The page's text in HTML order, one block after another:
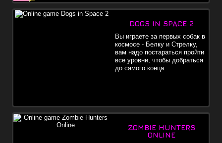
DOGS IN SPACE 2
Вы играете за первых собак в
космосе - Белку и Стрелку,
вам надо постараться пройти
все уровни, чтобы добраться
до самого конца.
ZOMBIE HUNTERS
ONLINE